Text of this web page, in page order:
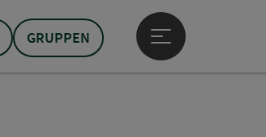
GRUPPEN
Hauptmenü öffnen